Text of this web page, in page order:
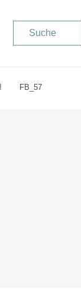
Suche
FB_57